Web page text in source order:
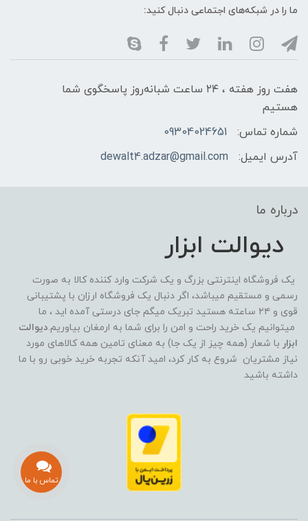
ما را در شبکه‌های اجتماعی دنبال کنید:
هفت روز هفته ، ۲۴ ساعت شبانه‌روز پاسخگوی شما
هستیم
شماره تماس:
09304024651
آدرس ایمیل:
dewalt4.adzar@gmail.com
درباره ما
دیوالت ابزار
یک فروشگاه اینترنتی بزرگ و یک شرکت وارد کننده کالا به صورت
رسمی و مستقیم میباشد، اگر دنبال یک فروشگاه ارزان با پشتیبانی
قوی و ۲۴ ساعته هستید تبریک میگم جای درستی آمده اید ، ما
میتوانیم یک خرید راحت و امن را برای شما به ارمغان بیاوریم.دیوالت
ابزار با شعار (همه چیز از یک جا) به معنای تامین همه کالاهای مورد
نیاز مشتریان شروع به کار کرد، امید آنکه تجربه خرید خوبی رو با ما
داشته باشید
تماس با ما